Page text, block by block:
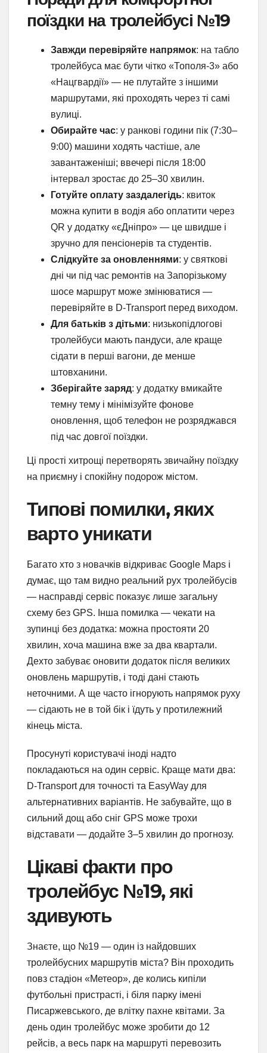
поїздки на тролейбусі №19
Завжди перевіряйте напрямок: на табло
тролейбуса має бути чітко «Тополя-3» або
«Нацгвардії» — не плутайте з іншими
маршрутами, які проходять через ті самі
вулиці.
Обирайте час: у ранкові години пік (7:30–
9:00) машини ходять частіше, але
завантаженіші; ввечері після 18:00
інтервал зростає до 25–30 хвилин.
Готуйте оплату заздалегідь: квиток
можна купити в водія або оплатити через
QR у додатку «єДніпро» — це швидше і
зручно для пенсіонерів та студентів.
Слідкуйте за оновленнями: у святкові
дні чи під час ремонтів на Запорізькому
шосе маршрут може змінюватися —
перевіряйте в D-Transport перед виходом.
Для батьків з дітьми: низькопідлогові
тролейбуси мають пандуси, але краще
сідати в перші вагони, де менше
штовханини.
Зберігайте заряд: у додатку вмикайте
темну тему і мінімізуйте фонове
оновлення, щоб телефон не розряджався
під час довгої поїздки.
Ці прості хитрощі перетворять звичайну поїздку
на приємну і спокійну подорож містом.
Типові помилки, яких
варто уникати
Багато хто з новачків відкриває Google Maps і
думає, що там видно реальний рух тролейбусів
— насправді сервіс показує лише загальну
схему без GPS. Інша помилка — чекати на
зупинці без додатка: можна простояти 20
хвилин, хоча машина вже за два квартали.
Дехто забуває оновити додаток після великих
оновлень маршрутів, і тоді дані стають
неточними. А ще часто ігнорують напрямок руху
— сідають не в той бік і їдуть у протилежний
кінець міста.
Просунуті користувачі іноді надто
покладаються на один сервіс. Краще мати два:
D-Transport для точності та EasyWay для
альтернативних варіантів. Не забувайте, що в
сильний дощ або сніг GPS може трохи
відставати — додайте 3–5 хвилин до прогнозу.
Цікаві факти про
тролейбус №19, які
здивують
Знаєте, що №19 — один із найдовших
тролейбусних маршрутів міста? Він проходить
повз стадіон «Метеор», де колись кипіли
футбольні пристрасті, і біля парку імені
Писаржевського, де влітку пахне квітами. За
день один тролейбус може зробити до 12
рейсів, а весь парк на маршруті перевозить